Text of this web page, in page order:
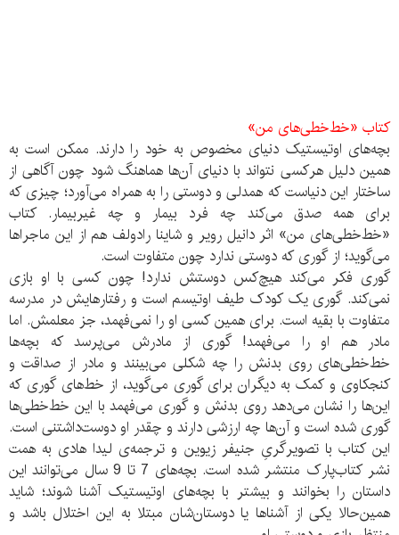
کتاب «خط‌خطی‌های من»
بچه‌های اوتیستیک دنیای مخصوص به خود را دارند. ممکن است به
همین دلیل هرکسی نتواند با دنیای آن‌ها هماهنگ شود چون آگاهی از
ساختار این دنیاست که همدلی و دوستی را به همراه می‌آورد؛ چیزی که
برای همه صدق می‌کند چه فرد بیمار و چه غیربیمار. کتاب
«خط‌خطی‌های من» اثر دانیل رویر و شاینا رادولف هم از این ماجراها
می‌گوید؛ از گوری‌ که دوستی ندارد چون متفاوت است.
گوری فکر می‌کند هیچ‌کس دوستش ندارد! چون کسی با او بازی
نمی‌کند. گوری یک کودک طیف اوتیسم است و رفتارهایش در مدرسه
متفاوت با بقیه است. برای همین کسی او را نمی‌فهمد، جز معلمش. اما
مادر هم او را می‌فهمد! گوری از مادرش می‌پرسد که بچه‌ها
خط‌خطی‌های روی بدنش را چه شکلی می‌بینند و مادر از صداقت و
کنجکاوی و کمک به دیگران برای گوری می‌گوید، از خط‌های گوری که
این‌ها را نشان می‌دهد روی بدنش و گوری می‌فهمد با این خط‌خطی‌ها
گوری شده است و آن‌ها چه ارزشی دارند و چقدر او دوست‌داشتنی است.
این کتاب با تصویرگریِ جنیفر زیوین و ترجمه‌ی لیدا هادی به همت
نشر کتاب‌پارک منتشر شده است. بچه‌های 7 تا 9 سال می‌توانند این
داستان را بخوانند و بیشتر با بچه‌های اوتیستیک آشنا شوند؛ شاید
همین‌حالا یکی از آشناها یا دوستان‌شان مبتلا به این اختلال باشد و